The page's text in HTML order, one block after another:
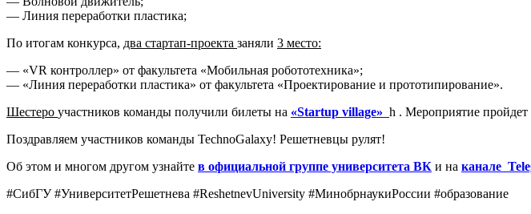
— Линия переработки пластика;
По итогам конкурса, два стартап-проекта заняли 3 место:
— «VR контроллер» от факультета «Мобильная робототехника»;
— «Линия переработки пластика» от факультета «Проектирование и прототипирование».
Шестеро участников команды получили билеты на «Startup village» h . Мероприятие
Поздравляем участников команды TechnoGalaxy! Решетневцы рулят!
Об этом и многом другом узнайте в официальной группе университета ВК и на канале
#СибГУ #УниверситетРешетнева #ReshetnevUniversity #МинобрнаукиРоссии #образование